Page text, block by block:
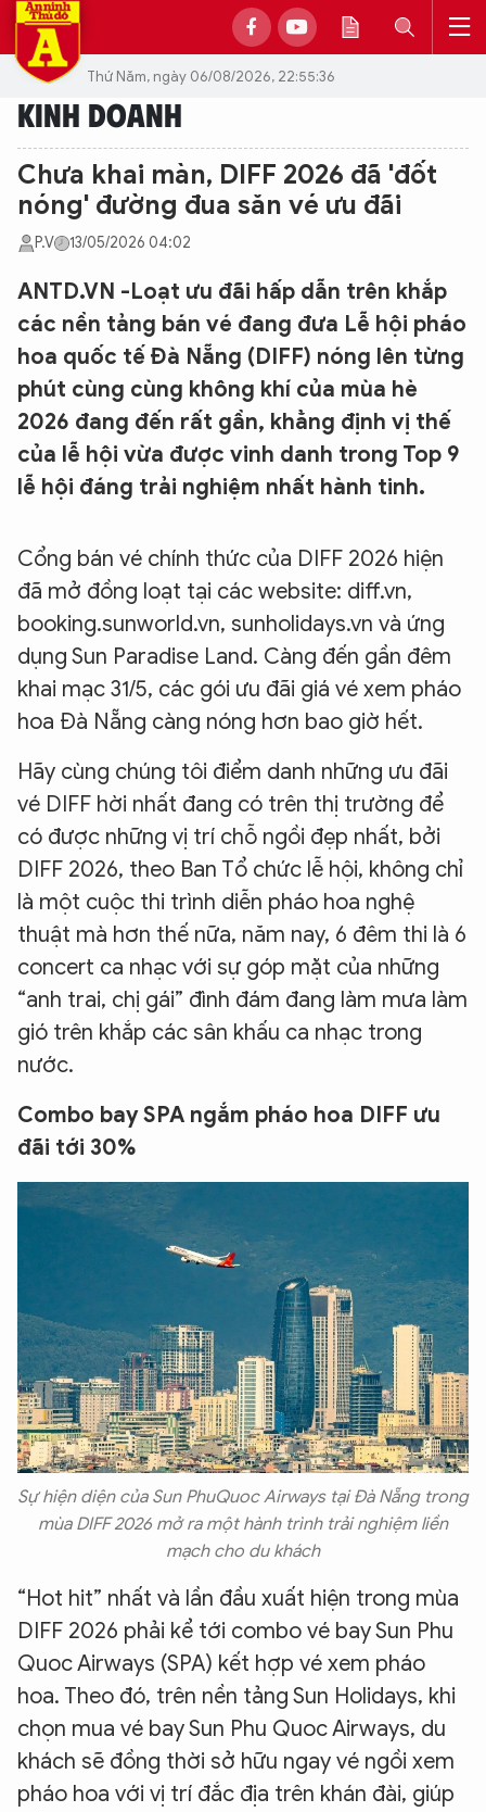
Thứ Năm, ngày 06/08/2026, 22:55:36
KINH DOANH
Chưa khai màn, DIFF 2026 đã 'đốt
nóng' đường đua săn vé ưu đãi
P.V 13/05/2026 04:02
ANTD.VN -Loạt ưu đãi hấp dẫn trên khắp
các nền tảng bán vé đang đưa Lễ hội pháo
hoa quốc tế Đà Nẵng (DIFF) nóng lên từng
phút cùng cùng không khí của mùa hè
2026 đang đến rất gần, khẳng định vị thế
của lễ hội vừa được vinh danh trong Top 9
lễ hội đáng trải nghiệm nhất hành tinh.
Cổng bán vé chính thức của DIFF 2026 hiện
đã mở đồng loạt tại các website: diff.vn,
booking.sunworld.vn, sunholidays.vn và ứng
dụng Sun Paradise Land. Càng đến gần đêm
khai mạc 31/5, các gói ưu đãi giá vé xem pháo
hoa Đà Nẵng càng nóng hơn bao giờ hết.
Hãy cùng chúng tôi điểm danh những ưu đãi
vé DIFF hời nhất đang có trên thị trường để
có được những vị trí chỗ ngồi đẹp nhất, bởi
DIFF 2026, theo Ban Tổ chức lễ hội, không chỉ
là một cuộc thi trình diễn pháo hoa nghệ
thuật mà hơn thế nữa, năm nay, 6 đêm thi là 6
concert ca nhạc với sự góp mặt của những
“anh trai, chị gái” đình đám đang làm mưa làm
gió trên khắp các sân khấu ca nhạc trong
nước.
Combo bay SPA ngắm pháo hoa DIFF ưu
đãi tới 30%
Sự hiện diện của Sun PhuQuoc Airways tại Đà Nẵng trong
mùa DIFF 2026 mở ra một hành trình trải nghiệm liền
mạch cho du khách
“Hot hit” nhất và lần đầu xuất hiện trong mùa
DIFF 2026 phải kể tới combo vé bay Sun Phu
Quoc Airways (SPA) kết hợp vé xem pháo
hoa. Theo đó, trên nền tảng Sun Holidays, khi
chọn mua vé bay Sun Phu Quoc Airways, du
khách sẽ đồng thời sở hữu ngay vé ngồi xem
pháo hoa với vị trí đắc địa trên khán đài, giúp